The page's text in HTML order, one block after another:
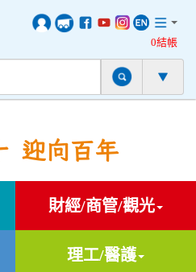
0結帳
迎向百年
財經/商管/觀光
理工/醫護